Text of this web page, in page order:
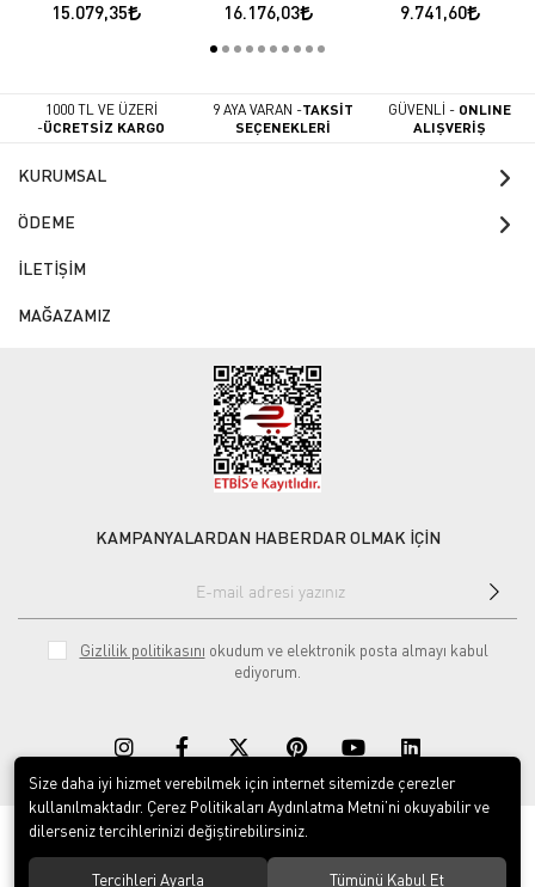
15.079,35 16.176,03 9.741,60
1000 TL VE ÜZERİ
-ÜCRETSİZ KARGO
9 AYA VARAN -TAKSİT
SEÇENEKLERİ
GÜVENLİ - ONLINE
ALIŞVERİŞ
KURUMSAL
ÖDEME
İLETİŞİM
MAĞAZAMIZ
KAMPANYALARDAN HABERDAR OLMAK İÇİN
Gizlilik politikasını okudum ve elektronik posta almayı kabul
ediyorum.
© 2020Rekor Müzik. Tüm hakları saklıdır.
Size daha iyi hizmet verebilmek için internet sitemizde çerezler
kullanılmaktadır. Çerez Politikaları Aydınlatma Metni’ni okuyabilir ve
dilerseniz tercihlerinizi değiştirebilirsiniz.
Tercihleri Ayarla Tümünü Kabul Et